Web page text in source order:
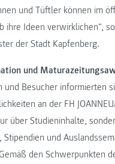
und Tüftler können im
ihre Ideen verwirklichen“, so
der Stadt Kapfenberg.
und
und Besucher informierten
an der FH
über Studieninhalte,
Stipendien und
den Schwerpunkten